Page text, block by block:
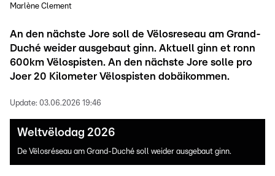
Marlène Clement
An den nächste Jore soll de Vëlosreseau am Grand-
Duché weider ausgebaut ginn. Aktuell ginn et ronn
600km Vëlospisten. An den nächste Jore solle pro
Joer 20 Kilometer Vëlospisten dobäikommen.
Update: 03.06.2026 19:46
Weltvëlodag 2026
De Vëlosréseau am Grand-Duché soll weider ausgebaut ginn.